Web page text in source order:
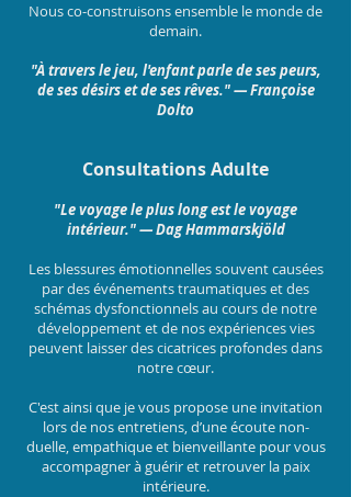
Nous co-construisons ensemble le monde de
demain.
"À travers le jeu, l'enfant parle de ses peurs,
de ses désirs et de ses rêves." — Françoise
Dolto
Consultations Adulte
"Le voyage le plus long est le voyage
intérieur." — Dag Hammarskjöld
Les blessures émotionnelles souvent causées
par des événements traumatiques et des
schémas dysfonctionnels au cours de notre
développement et de nos expériences vies
peuvent laisser des cicatrices profondes dans
notre cœur.
C'est ainsi que je vous propose une invitation
lors de nos entretiens, d’une écoute non-
duelle, empathique et bienveillante pour vous
accompagner à guérir et retrouver la paix
intérieure.